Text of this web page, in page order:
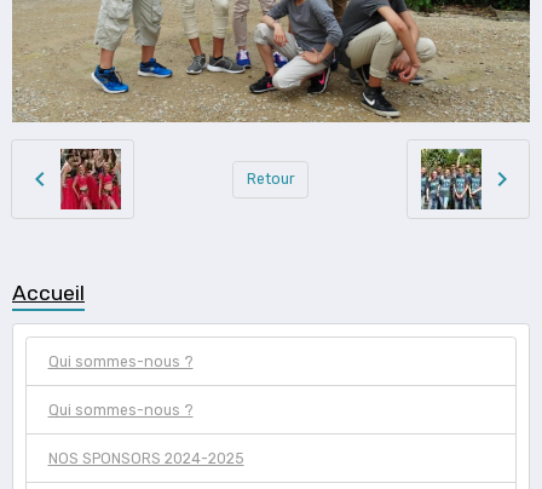
Retour
Accueil
Qui sommes-nous ?
Qui sommes-nous ?
NOS SPONSORS 2024-2025